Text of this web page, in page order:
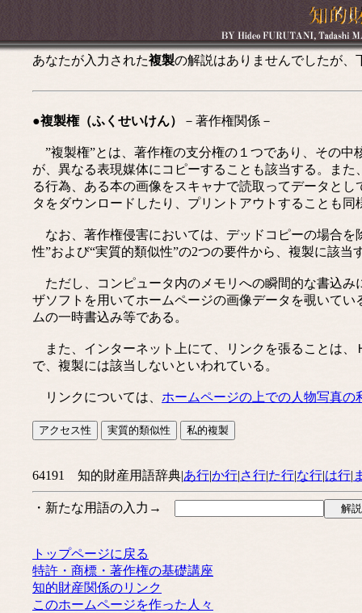
あなたが入力された複製の解説はありませんでしたが、
●複製権（ふくせいけん） －著作権関係－
”複製権”とは、著作権の支分権の１つであり、その
が、異なる表現媒体にコピーすることも該当する。ま
る行為、ある本の画像をスキャナで読取ってデータと
タをダウンロードしたり、プリントアウトすることも同
なお、著作権侵害においては、デッドコピーの場合を
性”および“実質的類似性”の2つの要件から、複製に該当
ただし、コンピュータ内のメモリへの瞬間的な書込み
ザソフトを用いてホームページの画像データを覗いて
ムの一時書込み等である。
また、インターネット上にて、リンクを張ることは、
で、複製には該当しないといわれている。
リンクについては、 ホームページの上での人物写真の
64191 知的財産用語辞典|あ行|か行|さ行|た行|な行|は行|
・新たな用語の入力→
トップページに戻る
特許・商標・著作権の基礎講座
知的財産関係のリンク
このホームページを作った人々